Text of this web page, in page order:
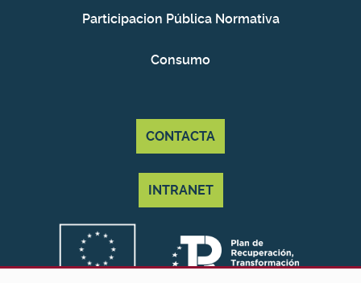
Participacion Pública Normativa
Consumo
CONTACTA
INTRANET